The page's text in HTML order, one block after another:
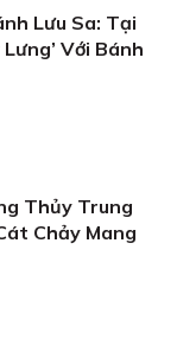
Lưu Sa: Tại
Với Bánh
Thủy Trung
Chảy Mang